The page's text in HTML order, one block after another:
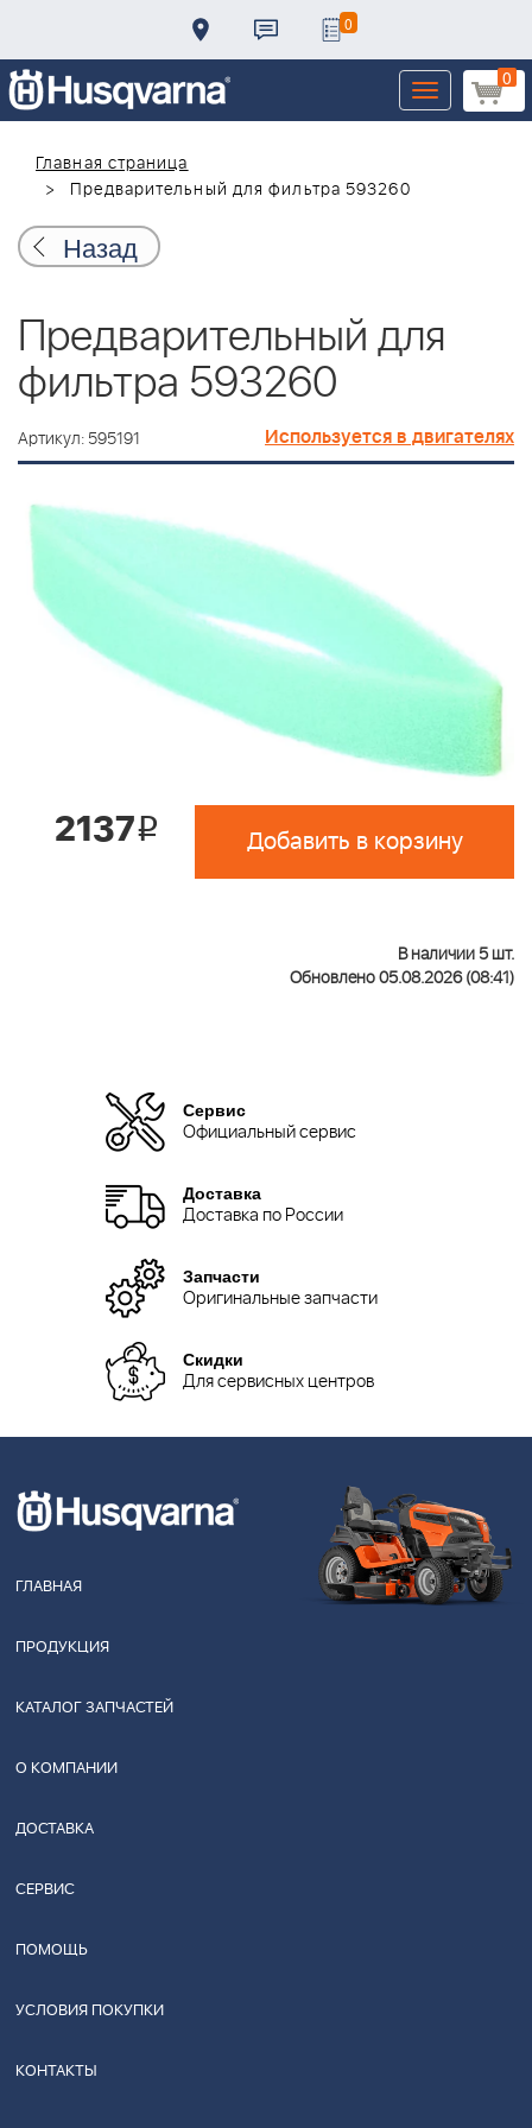
0
0
Toggle
navigation
Главная страница
Предварительный для фильтра 593260
Назад
Предварительный для
фильтра 593260
Артикул: 595191 Используется в двигателях
2137i Добавить в корзину
В наличии 5 шт.
Обновлено 05.08.2026 (08:41)
Сервис
Официальный сервис
Доставка
Доставка по России
Запчасти
Оригинальные запчасти
Скидки
Для сервисных центров
ГЛАВНАЯ
ПРОДУКЦИЯ
КАТАЛОГ ЗАПЧАСТЕЙ
О КОМПАНИИ
ДОСТАВКА
СЕРВИС
ПОМОЩЬ
УСЛОВИЯ ПОКУПКИ
КОНТАКТЫ